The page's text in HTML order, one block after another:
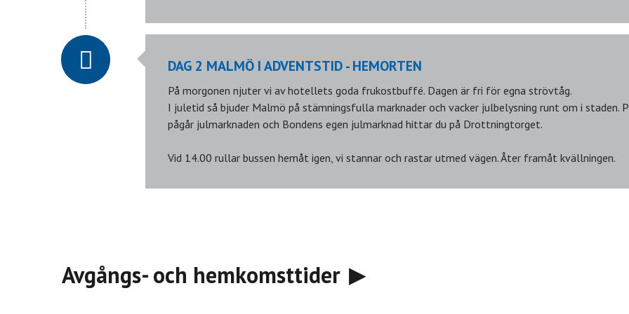
DAG 2 MALMÖ I ADVENTSTID - HEMORTEN
På morgonen njuter vi av hotellets goda frukostbuffé. Dagen är fri för egna strövtåg.
I juletid så bjuder Malmö på stämningsfulla marknader och vacker julbelysning runt om i staden.
pågår julmarknaden och Bondens egen julmarknad hittar du på Drottningtorget.
Vid 14.00 rullar bussen hemåt igen, vi stannar och rastar utmed vägen. Åter framåt kvällningen.
Avgångs- och hemkomsttider